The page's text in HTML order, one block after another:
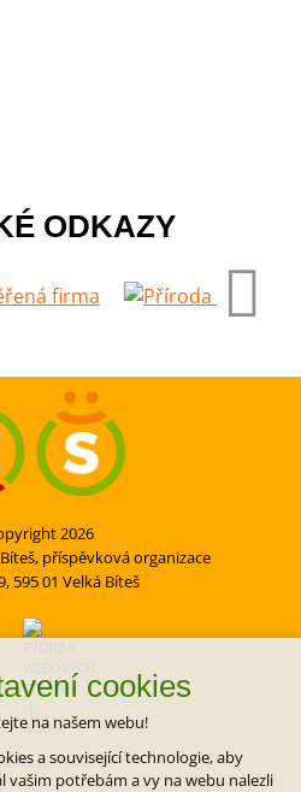
cookies
na našem webu!
a související technologie, aby
potřebám a vy na webu nalezli
ODKAZY
2026
příspěvková organizace
595 01 Velká Bíteš
XART.CZ